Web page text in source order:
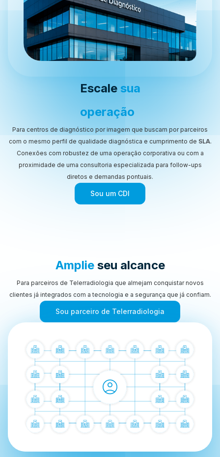
Escale sua
operação
Para centros de diagnóstico por imagem que buscam por parceiros
com o mesmo perfil de qualidade diagnóstica e cumprimento de SLA.
Conexões com robustez de uma operação corporativa ou com a
proximidade de uma consultoria especializada para follow-ups
diretos e demandas pontuais.
Sou um CDI
Amplie seu alcance
Para parceiros de Telerradiologia que almejam conquistar novos
clientes já integrados com a tecnologia e a segurança que já confiam.
Sou parceiro de Telerradiologia